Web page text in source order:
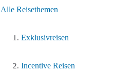
Alle Reisethemen
Exklusivreisen
Incentive Reisen